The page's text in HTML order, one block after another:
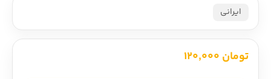
ایرانی
تومان 120,000